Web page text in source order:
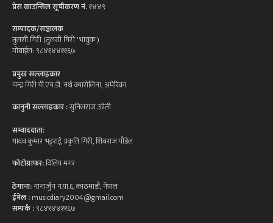
प्रेस काउन्सिल सूचीकरण नं.१४४९
सम्पादक/सञ्चालक
तुलसी गिरी (तुलसी गिरी 'भावुक')
मोबाईल: ९८४१४४११६७
प्रमुख सल्लाहकार
चन्द्र गिरी पी.एच.डी. नर्थ क्यारोलिना, अमेरिका
कानुनी सल्लाहकार :सुनिलराज उप्रेती
सम्वाददाता:
यादव कुमार भट्टराई, प्रकृति गिरी, शिवराज पौडेल
फोटोग्राफर:दिलिप मगर
ठेगाना:नागार्जुन न.पा.६, काठमाडौं, नेपाल
ईमेल :musicdiary2004@gmail.com
सम्पर्क :९८४१४४११६७